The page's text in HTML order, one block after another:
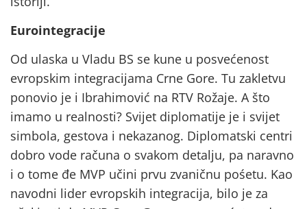
Eurointegracije
Od ulaska u Vladu BS se kune u posvećenost
evropskim integracijama Crne Gore. Tu zakletvu
ponovio je i Ibrahimović na RTV Rožaje. A što
imamo u realnosti? Svijet diplomatije je i svijet
simbola, gestova i nekazanog. Diplomatski centri
dobro vode računa o svakom detalju, pa naravno
i o tome đe MVP učini prvu zvaničnu pośetu. Kao
navodni lider evropskih integracija, bilo je za